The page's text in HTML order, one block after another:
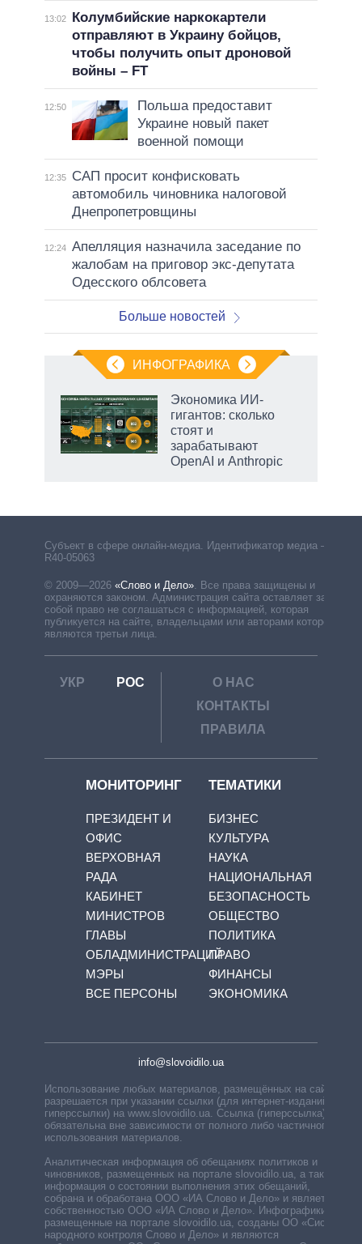
13:02
Колумбийские наркокартели
отправляют в Украину бойцов,
чтобы получить опыт дроновой
войны – FT
12:50
Польша предоставит
Украине новый пакет
военной помощи
12:35
САП просит конфисковать
автомобиль чиновника налоговой
Днепропетровщины
12:24 Апелляция назначила заседание по
жалобам на приговор экс-депутата
Одесского облсовета
Больше новостей
ИНФОГРАФИКА
Экономика ИИ-
гигантов: сколько
стоят и
зарабатывают
OpenAI и Anthropic
Субъект в сфере онлайн-медиа. Идентификатор медиа –
R40-05063
© 2009—2026 «Слово и Дело». Все права защищены и
охраняются законом. Администрация сайта оставляет за
собой право не соглашаться с информацией, которая
публикуется на сайте, владельцами или авторами которой
являются третьи лица.
УКР РОС
О НАС
КОНТАКТЫ
ПРАВИЛА
МОНИТОРИНГ
ПРЕЗИДЕНТ И
ОФИС
ВЕРХОВНАЯ
РАДА
КАБИНЕТ
МИНИСТРОВ
ГЛАВЫ
ОБЛАДМИНИСТРАЦИЙ
МЭРЫ
ВСЕ ПЕРСОНЫ
ТЕМАТИКИ
БИЗНЕС
КУЛЬТУРА
НАУКА
НАЦИОНАЛЬНАЯ
БЕЗОПАСНОСТЬ
ОБЩЕСТВО
ПОЛИТИКА
ПРАВО
ФИНАНСЫ
ЭКОНОМИКА
info@slovoidilo.ua
Использование любых материалов, размещённых на сайте,
разрешается при указании ссылки (для интернет-изданий —
гиперссылки) на www.slovoidilo.ua. Ссылка (гиперссылка)
обязательна вне зависимости от полного либо частичного
использования материалов.
Аналитическая информация об обещаниях политиков и
чиновников, размещенных на портале slovoidilo.ua, а также
информация о состоянии выполнения этих обещаний,
собрана и обработана ООО «ИА Слово и Дело» и является
собственностью ООО «ИА Слово и Дело». Инфографики,
размещенные на портале slovoidilo.ua, созданы ОО «Система
народного контроля Слово и Дело» и являются